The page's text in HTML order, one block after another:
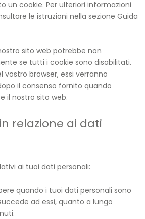
un cookie. Per ulteriori informazioni
le istruzioni nella sezione Guida
sito web potrebbe non
se tutti i cookie sono disabilitati.
vostro browser, essi verranno
il consenso fornito quando
il nostro sito web.
relazione ai dati
ai tuoi dati personali:
quando i tuoi dati personali sono
ad essi, quanto a lungo